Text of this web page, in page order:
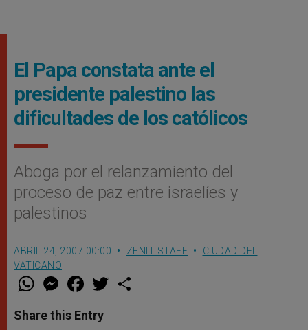
El Papa constata ante el
presidente palestino las
dificultades de los católicos
Aboga por el relanzamiento del
proceso de paz entre israelíes y
palestinos
ABRIL 24, 2007 00:00 ZENIT STAFF
CIUDAD DEL
VATICANO
W
t
s
M
e
s
e
F
a
e
b
w
Share this Entry